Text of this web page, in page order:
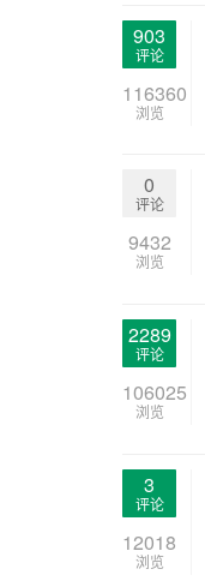
903
评论
116360
浏览
0
评论
9432
浏览
2289
评论
106025
浏览
3
评论
12018
浏览